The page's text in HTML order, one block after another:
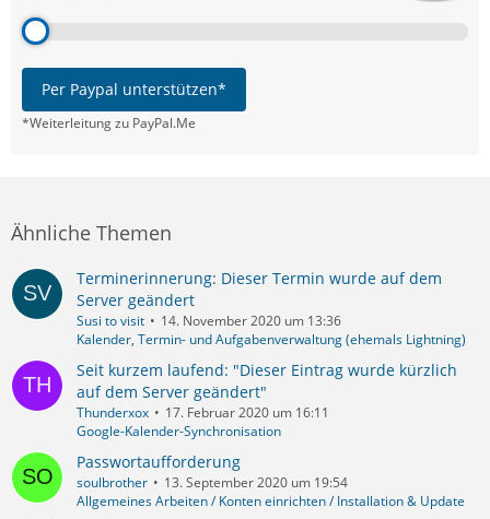
Per Paypal unterstützen*
*Weiterleitung zu PayPal.Me
Ähnliche Themen
Terminerinnerung: Dieser Termin wurde auf dem
Server geändert
Susi to visit
14. November 2020 um 13:36
Kalender, Termin- und Aufgabenverwaltung (ehemals Lightning)
Seit kurzem laufend: "Dieser Eintrag wurde kürzlich
auf dem Server geändert"
Thunderxox
17. Februar 2020 um 16:11
Google-Kalender-Synchronisation
Passwortaufforderung
soulbrother
13. September 2020 um 19:54
Allgemeines Arbeiten / Konten einrichten / Installation & Update